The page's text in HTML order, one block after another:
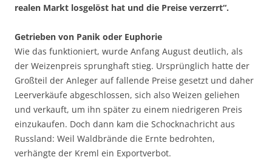
realen Markt losgelöst hat und die Preise verzerrt“.
Getrieben von Panik oder Euphorie
Wie das funktioniert, wurde Anfang August deutlich, als
der Weizenpreis sprunghaft stieg. Ursprünglich hatte der
Großteil der Anleger auf fallende Preise gesetzt und daher
Leerverkäufe abgeschlossen, sich also Weizen geliehen
und verkauft, um ihn später zu einem niedrigeren Preis
einzukaufen. Doch dann kam die Schocknachricht aus
Russland: Weil Waldbrände die Ernte bedrohten,
verhängte der Kreml ein Exportverbot.